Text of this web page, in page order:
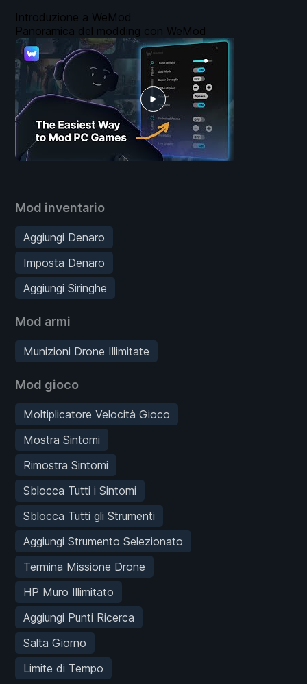
Mod inventario
Aggiungi Denaro
Imposta Denaro
Aggiungi Siringhe
Mod armi
Munizioni Drone Illimitate
Mod gioco
Moltiplicatore Velocità Gioco
Mostra Sintomi
Rimostra Sintomi
Sblocca Tutti i Sintomi
Sblocca Tutti gli Strumenti
Aggiungi Strumento Selezionato
Termina Missione Drone
HP Muro Illimitato
Aggiungi Punti Ricerca
Salta Giorno
Limite di Tempo
Introduzione a WeMod
Panoramica del modding con WeMod